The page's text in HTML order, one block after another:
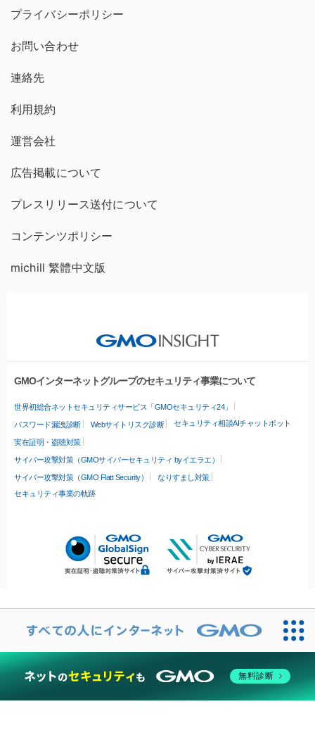
プライバシーポリシー
お問い合わせ
連絡先
利用規約
運営会社
広告掲載について
プレスリリース送付について
コンテンツポリシー
michill 繁體中文版
GMOインターネットグループのセキュリティ事業について
世界初総合ネットセキュリティサービス「GMOセキュリティ24」
パスワード漏洩診断 Webサイトリスク診断 セキュリティ相談AIチャットボット
実在証明・盗聴対策
サイバー攻撃対策（GMOサイバーセキュリティ byイエラエ）
サイバー攻撃対策（GMO Flatt Security）
なりすまし対策
セキュリティ事業の軌跡
無料診断